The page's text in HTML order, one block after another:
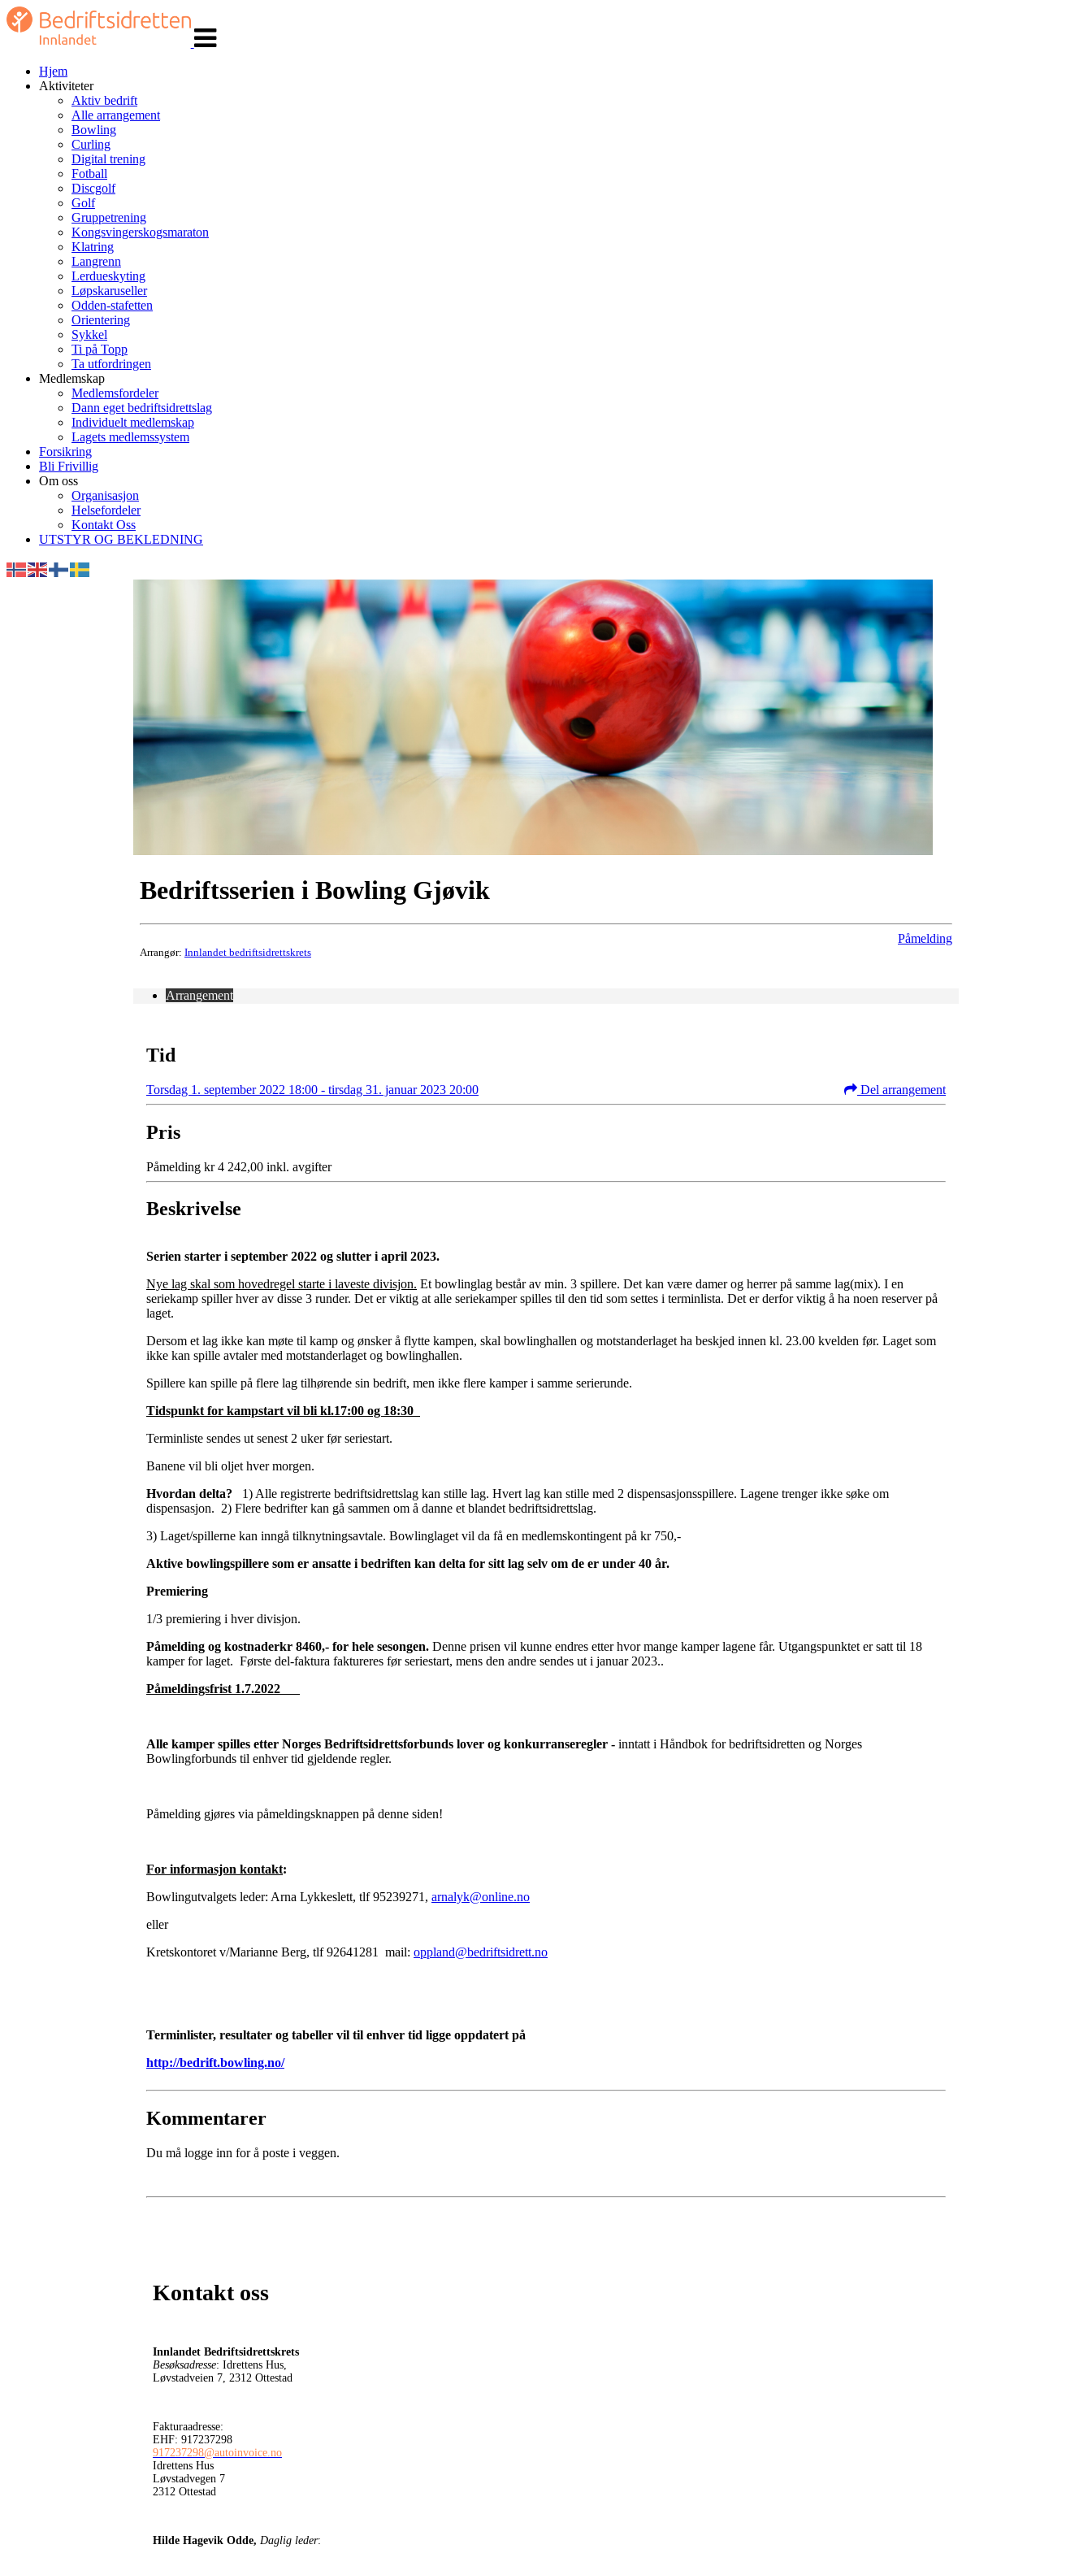
navigasjon
Hjem
Aktiviteter
Aktiv bedrift
Alle arrangement
Bowling
Curling
Digital trening
Fotball
Discgolf
Golf
Gruppetrening
Kongsvingerskogsmaraton
Klatring
Langrenn
Lerdueskyting
Løpskaruseller
Odden-stafetten
Orientering
Sykkel
Ti på Topp
Ta utfordringen
Medlemskap
Medlemsfordeler
Dann eget bedriftsidrettslag
Individuelt medlemskap
Lagets medlemssystem
Forsikring
Bli Frivillig
Om oss
Organisasjon
Helsefordeler
Kontakt Oss
UTSTYR OG BEKLEDNING
Bedriftsserien i Bowling Gjøvik
Arrangør: Innlandet bedriftsidrettskrets
Påmelding
Arrangement
Tid
Torsdag 1. september 2022 18:00 - tirsdag 31. januar 2023 20:00 Del arrangement
Pris
Påmelding kr 4 242,00 inkl. avgifter
Beskrivelse
Serien starter i september 2022 og slutter i april 2023.
Nye lag skal som hovedregel starte i laveste divisjon. Et bowlinglag består av min. 3 spillere. Det kan være damer og herrer på samme lag(mix). I en
seriekamp spiller hver av disse 3 runder. Det er viktig at alle seriekamper spilles til den tid som settes i terminlista. Det er derfor viktig å ha noen reserver på
laget.
Dersom et lag ikke kan møte til kamp og ønsker å flytte kampen, skal bowlinghallen og motstanderlaget ha beskjed innen kl. 23.00 kvelden før. Laget som
ikke kan spille avtaler med motstanderlaget og bowlinghallen.
Spillere kan spille på flere lag tilhørende sin bedrift, men ikke flere kamper i samme serierunde.
Tidspunkt for kampstart vil bli kl.17:00 og 18:30
Terminliste sendes ut senest 2 uker før seriestart.
Banene vil bli oljet hver morgen.
Hvordan delta?
1) Alle registrerte bedriftsidrettslag kan stille lag. Hvert lag kan stille med 2 dispensasjonsspillere. Lagene trenger ikke søke om
dispensasjon. 2) Flere bedrifter kan gå sammen om å danne et blandet bedriftsidrettslag.
3) Laget/spillerne kan inngå tilknytningsavtale. Bowlinglaget vil da få en medlemskontingent på kr 750,-
Aktive bowlingspillere som er ansatte i bedriften kan delta for sitt lag selv om de er under 40 år.
Premiering
1/3 premiering i hver divisjon.
Påmelding og kostnaderkr 8460,- for hele sesongen. Denne prisen vil kunne endres etter hvor mange kamper lagene får. Utgangspunktet er satt til 18
kamper for laget. Første del-faktura faktureres før seriestart, mens den andre sendes ut i januar 2023..
Påmeldingsfrist 1.7.2022
Alle kamper spilles etter Norges Bedriftsidrettsforbunds lover og konkurranseregler - inntatt i Håndbok for bedriftsidretten og Norges
Bowlingforbunds til enhver tid gjeldende regler.
Påmelding gjøres via påmeldingsknappen på denne siden!
For informasjon kontakt:
Bowlingutvalgets leder: Arna Lykkeslett, tlf 95239271, arnalyk@online.no
eller
Kretskontoret v/Marianne Berg, tlf 92641281 mail: oppland@bedriftsidrett.no
Terminlister, resultater og tabeller vil til enhver tid ligge oppdatert på
http://bedrift.bowling.no/
Kommentarer
Du må logge inn for å poste i veggen.
Kontakt oss
Innlandet Bedriftsidrettskrets
Besøksadresse: Idrettens Hus,
Løvstadveien 7, 2312 Ottestad
Fakturaadresse:
EHF: 917237298
917237298@autoinvoice.no
Idrettens Hus
Løvstadvegen 7
2312 Ottestad
Hilde Hagevik Odde, Daglig leder: